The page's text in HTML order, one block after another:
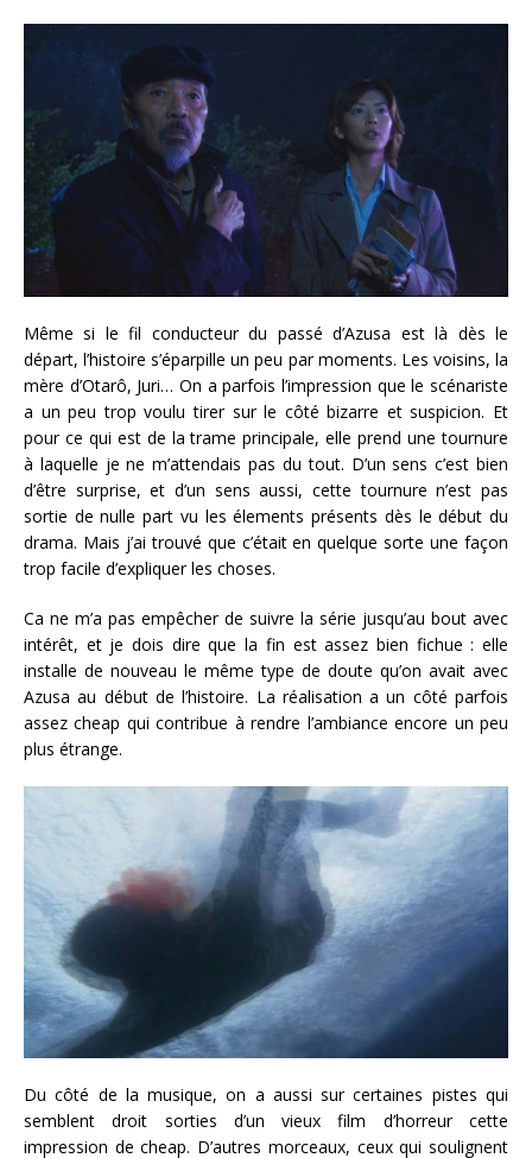
Même si le fil conducteur du passé d’Azusa est là dès le
départ, l’histoire s’éparpille un peu par moments. Les voisins, la
mère d’Otarô, Juri… On a parfois l’impression que le scénariste
a un peu trop voulu tirer sur le côté bizarre et suspicion. Et
pour ce qui est de la trame principale, elle prend une tournure
à laquelle je ne m’attendais pas du tout. D’un sens c’est bien
d’être surprise, et d’un sens aussi, cette tournure n’est pas
sortie de nulle part vu les élements présents dès le début du
drama. Mais j’ai trouvé que c’était en quelque sorte une façon
trop facile d’expliquer les choses.
Ca ne m’a pas empêcher de suivre la série jusqu’au bout avec
intérêt, et je dois dire que la fin est assez bien fichue : elle
installe de nouveau le même type de doute qu’on avait avec
Azusa au début de l’histoire. La réalisation a un côté parfois
assez cheap qui contribue à rendre l’ambiance encore un peu
plus étrange.
Du côté de la musique, on a aussi sur certaines pistes qui
semblent droit sorties d’un vieux film d’horreur cette
impression de cheap. D’autres morceaux, ceux qui soulignent